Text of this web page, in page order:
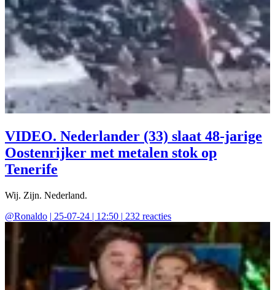
VIDEO. Nederlander (33) slaat 48-jarige
Oostenrijker met metalen stok op
Tenerife
Wij. Zijn. Nederland.
@Ronaldo | 25-07-24 | 12:50 | 232 reacties